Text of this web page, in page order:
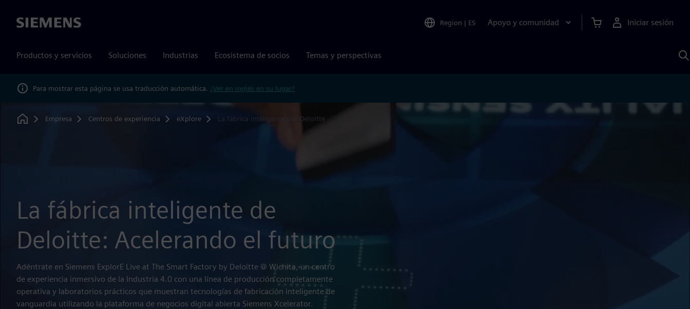
Siemens Region | ES Apoyo y comunidad Iniciar sesión
Productos y servicios Soluciones Industrias Ecosistema de socios Temas y perspectivas
Para mostrar esta página se usa traducción automática. ¿Ver en inglés en su lugar?
Home
Empresa Centros de experiencia eXplore La fábrica inteligente por Deloitte
La fábrica inteligente de
Deloitte: Acelerando el futuro
Adéntrate en Siemens ExplorE Live at The Smart Factory by Deloitte @ Wichita, un centro
de experiencia inmersivo de la Industria 4.0 con una línea de producción completamente
operativa y laboratorios prácticos que muestran tecnologías de fabricación inteligente de
vanguardia utilizando la plataforma de negocios digital abierta Siemens Xcelerator.